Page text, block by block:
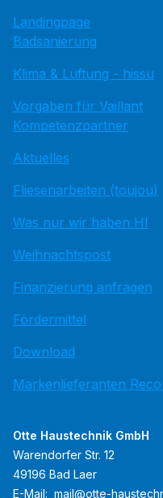
Landingpage
Badsanierung
Klima & Lüftung - hissu
Vorgaben für Vaillant
Kompetenzpartner
Aktuelles
Fliesenarbeiten (toujou)
Was nur wir haben HI
Weihnachtspost
Finanzierung anfragen
Fördermittel
Download
Markenlieferanten
Otte Haustechnik GmbH
Warendorfer Str. 12
49196 Bad Laer
E-Mail: mail@otte-